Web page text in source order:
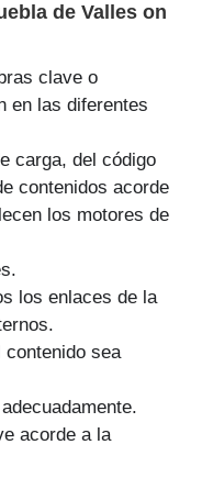
de Valles on
clave o
en las diferentes
carga, del código
contenidos acorde
los motores de
los enlaces de la
contenido sea
acorde a la